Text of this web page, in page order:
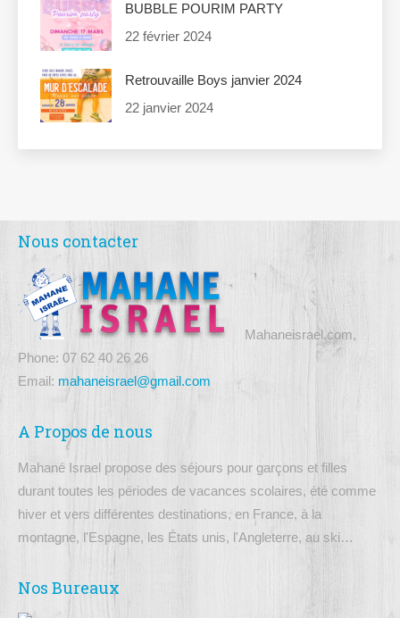
BUBBLE POURIM PARTY
22 février 2024
Retrouvaille Boys janvier 2024
22 janvier 2024
Nous contacter
Mahaneisrael.com,
Phone: 07 62 40 26 26
Email: mahaneisrael@gmail.com
A Propos de nous
Mahané Israel propose des séjours pour garçons et filles
durant toutes les périodes de vacances scolaires, été comme
hiver et vers différentes destinations, en France, à la
montagne, l'Espagne, les États unis, l'Angleterre, au ski…
Nos Bureaux